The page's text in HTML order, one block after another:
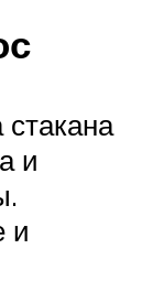
и
и